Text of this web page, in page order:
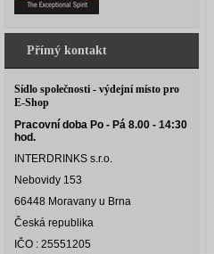
Přímý kontakt
Sídlo společnosti - výdejní místo pro
E-Shop
Pracovní doba Po - Pá 8.00 - 14:30
hod.
INTERDRINKS s.r.o.
Nebovidy 153
66448 Moravany u Brna
Česká republika
IČO : 25551205